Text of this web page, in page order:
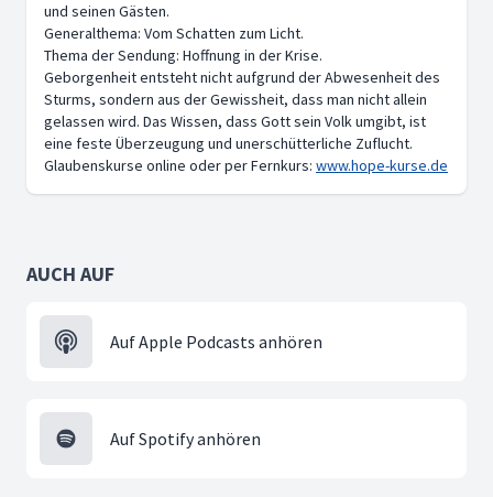
und seinen Gästen.
Generalthema: Vom Schatten zum Licht.
Thema der Sendung: Hoffnung in der Krise.
Geborgenheit entsteht nicht aufgrund der Abwesenheit des
Sturms, sondern aus der Gewissheit, dass man nicht allein
gelassen wird. Das Wissen, dass Gott sein Volk umgibt, ist
eine feste Überzeugung und unerschütterliche Zuflucht.
Glaubenskurse online oder per Fernkurs: www.hope-kurse.de
AUCH AUF
Auf Apple Podcasts anhören
Auf Spotify anhören